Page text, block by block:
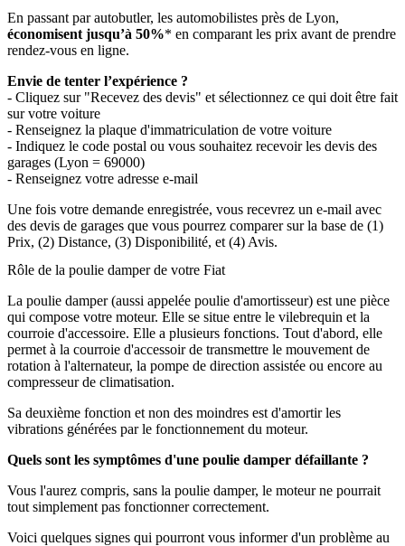
En passant par autobutler, les automobilistes près de Lyon,
économisent jusqu’à 50%* en comparant les prix avant de prendre
rendez-vous en ligne.
Envie de tenter l’expérience ?
- Cliquez sur "Recevez des devis" et sélectionnez ce qui doit être fait
sur votre voiture
- Renseignez la plaque d'immatriculation de votre voiture
- Indiquez le code postal ou vous souhaitez recevoir les devis des
garages (Lyon = 69000)
- Renseignez votre adresse e-mail
Une fois votre demande enregistrée, vous recevrez un e-mail avec
des devis de garages que vous pourrez comparer sur la base de (1)
Prix, (2) Distance, (3) Disponibilité, et (4) Avis.
Rôle de la poulie damper de votre Fiat
La poulie damper (aussi appelée poulie d'amortisseur) est une pièce
qui compose votre moteur. Elle se situe entre le vilebrequin et la
courroie d'accessoire. Elle a plusieurs fonctions. Tout d'abord, elle
permet à la courroie d'accessoir de transmettre le mouvement de
rotation à l'alternateur, la pompe de direction assistée ou encore au
compresseur de climatisation.
Sa deuxième fonction et non des moindres est d'amortir les
vibrations générées par le fonctionnement du moteur.
Quels sont les symptômes d'une poulie damper défaillante ?
Vous l'aurez compris, sans la poulie damper, le moteur ne pourrait
tout simplement pas fonctionner correctement.
Voici quelques signes qui pourront vous informer d'un problème au